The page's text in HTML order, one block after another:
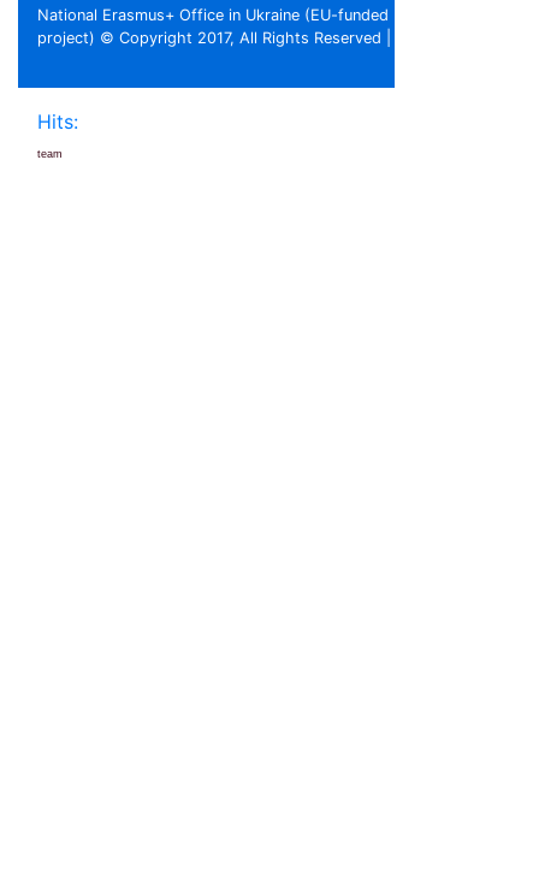
National Erasmus+ Office in Ukraine (EU-funded
project) © Copyright 2017, All Rights Reserved |
Hits:
team